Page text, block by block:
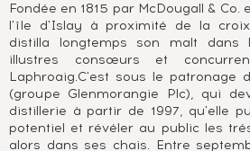
Fondée en 1815 par McDougall &
l'île d'Islay à proximité de la
distilla longtemps son malt dans
illustres consœurs et
Laphroaig.C'est sous le patronage
(groupe Glenmorangie Plc), qui
distillerie à partir de 1997, qu'elle
potentiel et révéler au public les
alors dans ses chais. Entre